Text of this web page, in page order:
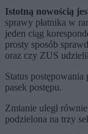
Istotną nowością
sprawy płatnika w
jeden ciąg
prosty sposób
oraz czy ZUS
Status
pasek postępu.
Zmianie uległ
podzielona na trzy